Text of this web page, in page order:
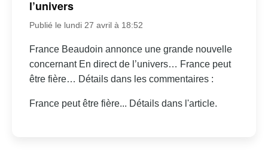
l’univers
Publié le lundi 27 avril à 18:52
France Beaudoin annonce une grande nouvelle
concernant En direct de l’univers… France peut
être fière… Détails dans les commentaires :
France peut être fière... Détails dans l'article.